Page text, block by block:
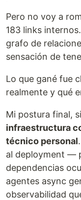
Pero no voy a
183 links
grafo de
sensación de
Lo que gané fue
realmente y qué
Mi postura final,
infraestructura
técnico personal
al deployment —
dependencias
agentes async
observabilidad